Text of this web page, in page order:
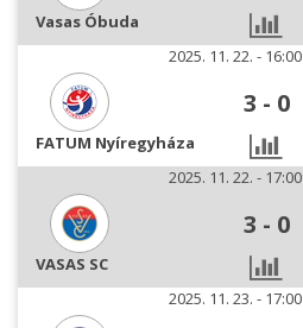
Vasas Óbuda
2025. 11. 22. - 16:00
3 - 0
FATUM Nyíregyháza
2025. 11. 22. - 17:00
3 - 0
VASAS SC
2025. 11. 23. - 17:00